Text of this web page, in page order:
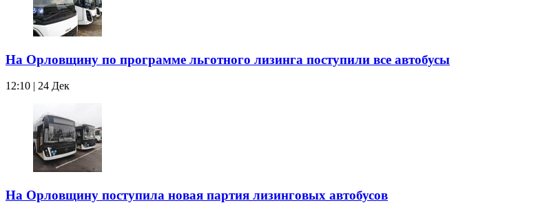
На Орловщину по программе льготного лизинга поступили все автобусы
12:10 | 24 Дек
На Орловщину поступила новая партия лизинговых автобусов